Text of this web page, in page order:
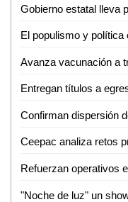
"Noche de luz" un